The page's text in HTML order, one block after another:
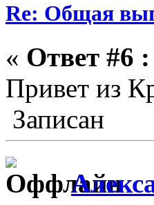
Re: Общая
« Ответ #6 :
Привет из
Записан